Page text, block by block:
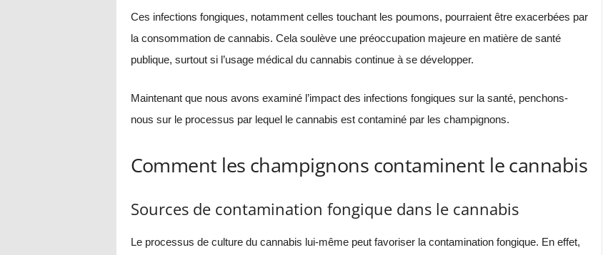
Ces infections fongiques, notamment celles touchant les poumons, pourraient être exacerbées par
la consommation de cannabis. Cela soulève une préoccupation majeure en matière de santé
publique, surtout si l’usage médical du cannabis continue à se développer.
Maintenant que nous avons examiné l’impact des infections fongiques sur la santé, penchons-
nous sur le processus par lequel le cannabis est contaminé par les champignons.
Comment les champignons contaminent le cannabis
Sources de contamination fongique dans le cannabis
Le processus de culture du cannabis lui-même peut favoriser la contamination fongique. En effet,